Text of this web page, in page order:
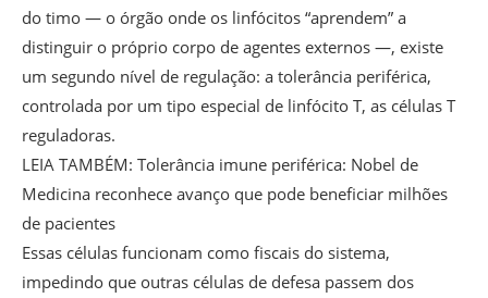
do timo — o órgão onde os linfócitos “aprendem” a
distinguir o próprio corpo de agentes externos —, existe
um segundo nível de regulação: a tolerância periférica,
controlada por um tipo especial de linfócito T, as células T
reguladoras.
LEIA TAMBÉM: Tolerância imune periférica: Nobel de
Medicina reconhece avanço que pode beneficiar milhões
de pacientes
Essas células funcionam como fiscais do sistema,
impedindo que outras células de defesa passem dos